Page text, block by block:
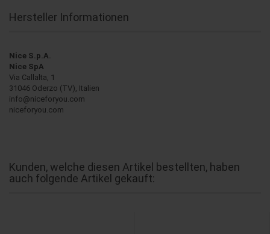
Hersteller Informationen
Nice S.p.A.
Nice SpA
Via Callalta, 1
31046 Oderzo (TV), Italien
info@niceforyou.com
niceforyou.com
Kunden, welche diesen Artikel bestellten, haben
auch folgende Artikel gekauft: